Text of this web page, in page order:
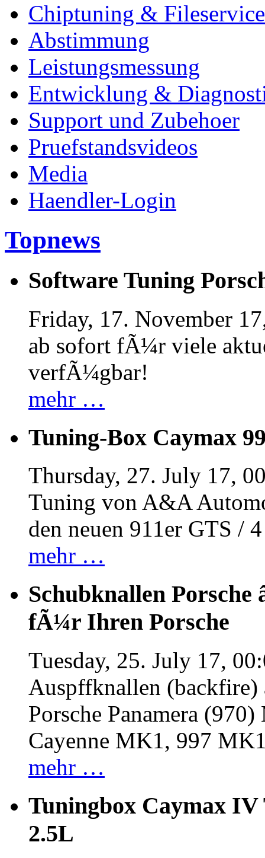
Chiptuning & Fileservice
Abstimmung
Leistungsmessung
Entwicklung &
Support und Zubehoer
Pruefstandsvideos
Media
Haendler-Login
Topnews
Software Tuning
Friday, 17. November
ab sofort fÃ¼r viele
verfÃ¼gbar!
mehr …
Tuning-Box Caymax
Thursday, 27. July 17,
Tuning von A&A
den neuen 911er GTS /
mehr …
Schubknallen Porsche
fÃ¼r Ihren Porsche
Tuesday, 25. July 17,
Auspffknallen
Porsche Panamera
Cayenne MK1, 997
mehr …
Tuningbox Caymax IV
2.5L